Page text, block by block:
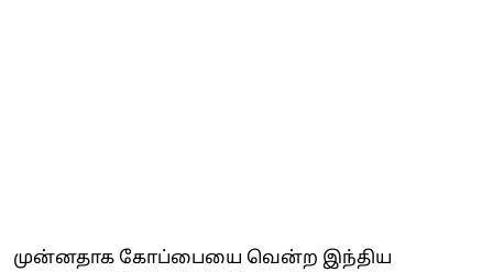
முன்னதாக கோப்பையை வென்ற இந்திய